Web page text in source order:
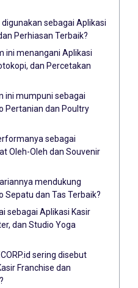
sebagai Aplikasi
Perhiasan Terbaik?
ini menangani Aplikasi
dan Percetakan
ini mumpuni sebagai
Pertanian dan Poultry
sebagai
Oleh-Oleh dan Souvenir
mendukung
Sepatu dan Tas Terbaik?
sebagai Aplikasi Kasir
dan Studio Yoga
sering disebut
Franchise dan